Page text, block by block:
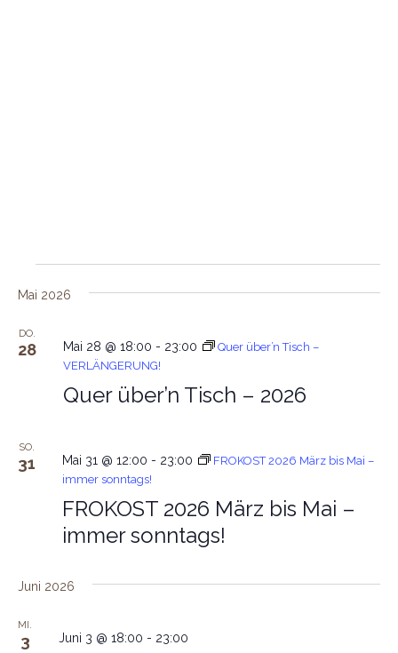
Veranstaltungen
Mai 2026
DO.
28
Quer über’n Tisch – 2026
Mai 28 @ 18:00 - 23:00
Quer über’n Tisch –
VERLÄNGERUNG!
SO.
31
FROKOST 2026 März bis Mai –
immer sonntags!
Mai 31 @ 12:00 - 23:00
FROKOST 2026 März bis Mai –
immer sonntags!
Juni 2026
MI.
3 Juni 3 @ 18:00 - 23:00